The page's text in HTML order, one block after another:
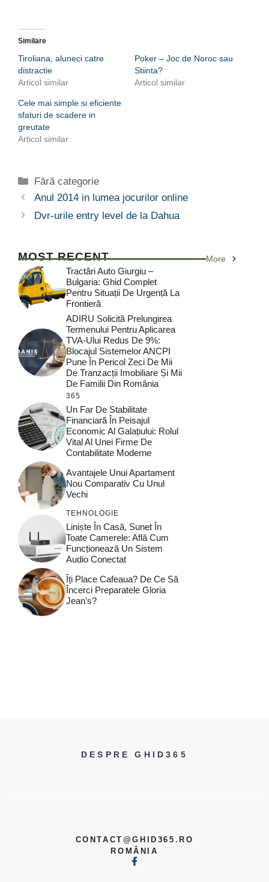
Similare
Tiroliana, aluneci catre
distractie
Articol similar
Poker – Joc de Noroc sau
Stiinta?
Articol similar
Cele mai simple si eficiente
sfaturi de scadere in
greutate
Articol similar
Categorii
Fără categorie
Anul 2014 in lumea jocurilor online
Dvr-urile entry level de la Dahua
MOST RECENT More
Tractări Auto Giurgiu –
Bulgaria: Ghid Complet
Pentru Situații De Urgență La
Frontieră
ADIRU Solicită Prelungirea
Termenului Pentru Aplicarea
TVA-Ului Redus De 9%:
Blocajul Sistemelor ANCPI
Pune În Pericol Zeci De Mii
De Tranzacții Imobiliare Și Mii
De Familii Din România
365
Un Far De Stabilitate
Financiară În Peisajul
Economic Al Galațiului: Rolul
Vital Al Unei Firme De
Contabilitate Moderne
Avantajele Unui Apartament
Nou Comparativ Cu Unul
Vechi
TEHNOLOGIE
Liniște În Casă, Sunet În
Toate Camerele: Află Cum
Funcționează Un Sistem
Audio Conectat
Îți Place Cafeaua? De Ce Să
Încerci Preparatele Gloria
Jean’s?
DESPRE GHID365
CONTACT@GHID365.RO
ROMÂNIA